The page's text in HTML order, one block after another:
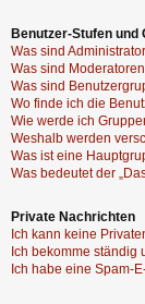
Benutzer-Stufen und
Was sind
Was sind
Was sind
Wo finde ich die
Wie werde ich
Weshalb werden
Was ist eine
Was bedeutet der
Private Nachrichten
Ich kann keine
Ich bekomme ständig
Ich habe eine Spam-